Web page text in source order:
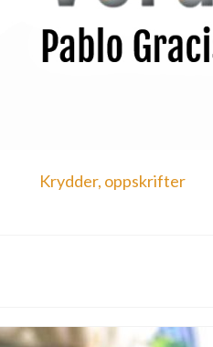
Krydder, oppskrifter